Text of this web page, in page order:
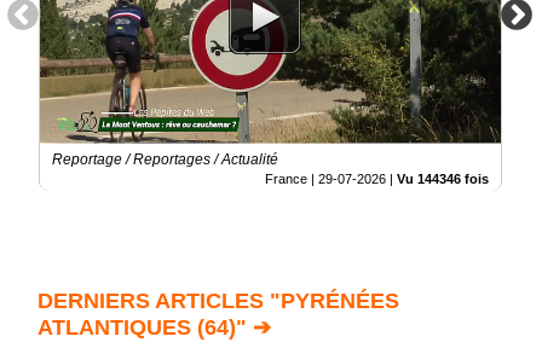
Reportage / Reportages / Actualité
France | 29-07-2026 | Vu 144346 fois
DERNIERS ARTICLES "PYRÉNÉES
ATLANTIQUES (64)" ➔